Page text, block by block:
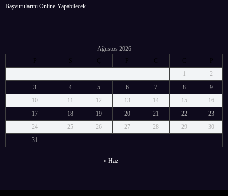
Başvurularını Online Yapabilecek
Ağustos 2026
P
S Ç P C C
P
1
2
3
4 5 6 7 8
9
10
11 12 13 14 15
16
17
18 19 20 21 22
23
24
25 26 27 28 29
30
31
« Haz